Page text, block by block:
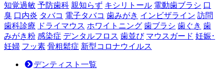
値
を
見
極
め
知覚過敏 予防歯科 親知らず キシリトール 電動歯ブラシ 口
臭 口内炎 タバコ 電子タバコ 歯みがき インビザライン 訪問
歯科診療 ドライマウス ホワイトニング 歯ブラシ 歯ぐき 歯
みがき粉 感染症 デンタルフロス 歯並び マウスガード 妊娠･
妊婦 フッ素 骨粗鬆症 新型コロナウイルス
デンティスト一覧